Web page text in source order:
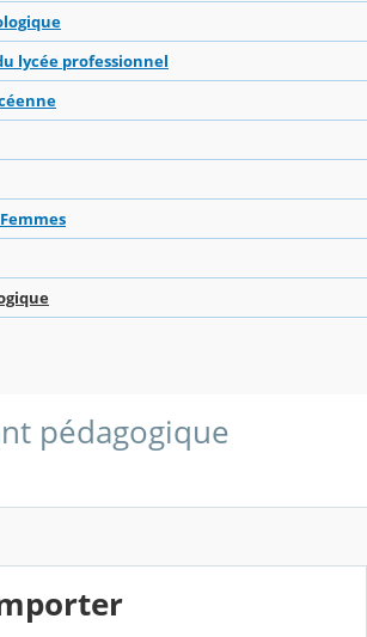
lycée professionnel
pédagogique